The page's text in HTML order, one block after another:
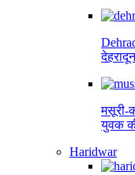
मसूरी-
युवक
Haridwar